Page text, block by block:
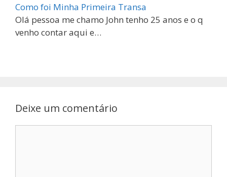
Como foi Minha Primeira Transa
Olá pessoa me chamo John tenho 25 anos e o q
venho contar aqui e…
Deixe um comentário